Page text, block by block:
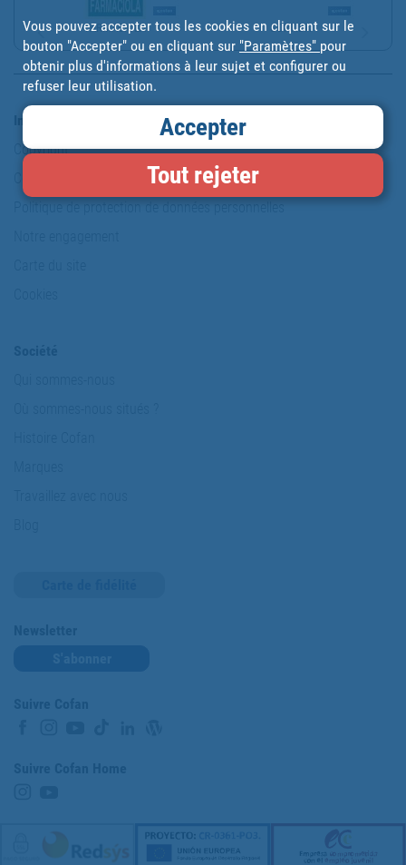
FARMACIOLA SORTIDA
Information et sécurité
Copyright
Politique de protection de données personnelles
Vous pouvez accepter tous les cookies en cliquant sur le
bouton "Accepter" ou en cliquant sur "Paramètres" pour
obtenir plus d'informations à leur sujet et configurer ou
refuser leur utilisation.
Accepter
Tout rejeter